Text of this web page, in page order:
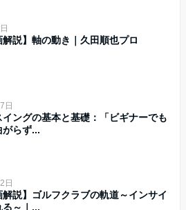
解説】軸の動き｜久田順也プロ
日
イングの基本と基礎：「ビギナーでも
がらず...
日
解説】ゴルフクラブの軌道～インサイ
る～｜...